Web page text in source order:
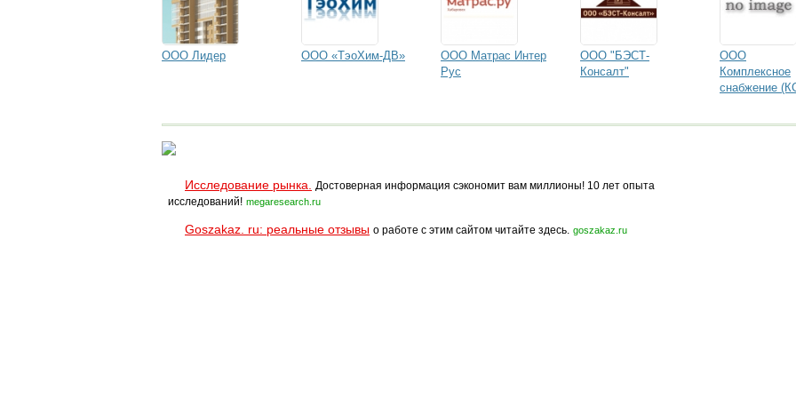
ООО Лидер ООО «ТэоХим-ДВ»
ООО Матрас Интер
Рус
ООО "БЭСТ-
Консалт"
ООО
Комплексное
снабжение
Исследование рынка.
Достоверная информация сэкономит вам миллионы! 10 лет опыта
исследований! megaresearch.ru
Goszakaz. ru: реальные отзывы о работе с этим сайтом читайте здесь. goszakaz.ru